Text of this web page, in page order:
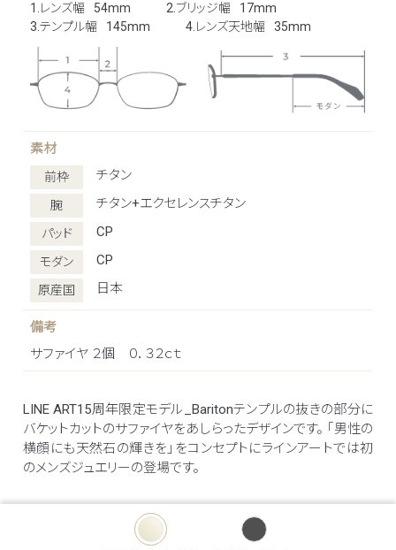
1.レンズ幅 54mm 2.ブリッジ幅
17mm
3.テンプル幅
145mm 4.レンズ天地幅 35mm
素材
前枠 チタン
腕 チタン+エクセレンスチタン
パッド CP
モダン CP
原産国 日本
備考
サファイヤ ２個 ０．３２ｃｔ
LINE ART15周年限定モデル_Baritonテンプルの抜きの部分に
バケットカットのサファイヤをあしらったデザインです。 ｢男性の
横顔にも天然石の輝きを｣をコンセプトにラインアートでは初
のメンズジュエリーの登場です。